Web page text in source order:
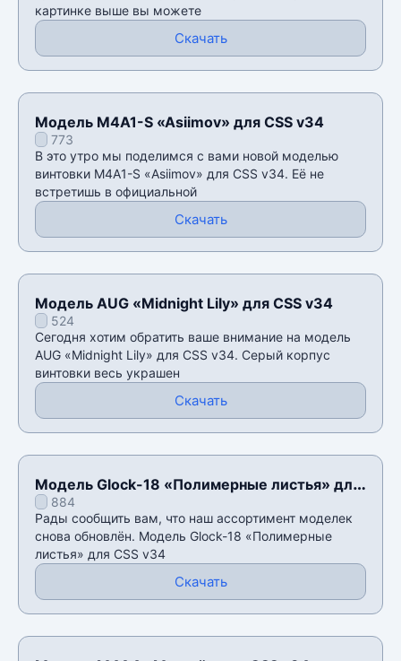
картинке выше вы можете
Скачать
Модель M4A1-S «Asiimov» для CSS v34
773
В это утро мы поделимся с вами новой моделью
винтовки M4A1-S «Asiimov» для CSS v34. Её не
встретишь в официальной
Скачать
Модель AUG «Midnight Lily» для CSS v34
524
Сегодня хотим обратить ваше внимание на модель
AUG «Midnight Lily» для CSS v34. Серый корпус
винтовки весь украшен
Скачать
Модель Glock-18 «Полимерные листья» для
CSS v34
884
Рады сообщить вам, что наш ассортимент моделек
снова обновлён. Модель Glock-18 «Полимерные
листья» для CSS v34
Скачать